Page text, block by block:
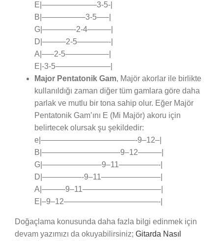
E|———————3-5-|
B|—————–3-5—–|
G|————-2-4———|
D|———2-5————-|
A|—–2-5—————–|
E|-3-5———————|
Major Pentatonik Gam, Majör akorlar ile birlikte
kullanıldığı zaman diğer tüm gamlara göre daha
parlak ve mutlu bir tona sahip olur. Eğer Majör
Pentatonik Gam’ını E (Mi Majör) akoru için
belirtecek olursak şu şekildedir:
e|————————————-9–12–|
B|——————————9–12———|
G|———————–9–11—————-|
D|—————-9–11———————–|
A|———9–11——————————|
E|–9–12————————————-|
Doğaçlama konusunda daha fazla bilgi edinmek için
devam yazımızı da okuyabilirsiniz; Gitarda Nasıl